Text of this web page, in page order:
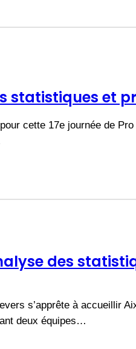
statistiques et
cette 17e journée de
des
s’apprête à accueillir
deux équipes…